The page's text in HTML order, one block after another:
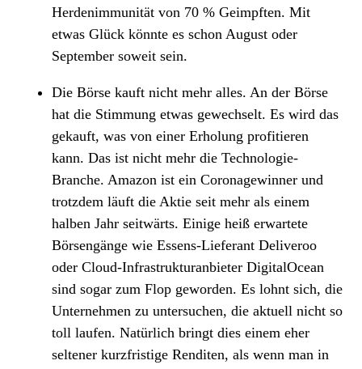
Herdenimmunität von 70 % Geimpften. Mit
etwas Glück könnte es schon August oder
September soweit sein.
Die Börse kauft nicht mehr alles. An der Börse
hat die Stimmung etwas gewechselt. Es wird das
gekauft, was von einer Erholung profitieren
kann. Das ist nicht mehr die Technologie-
Branche. Amazon ist ein Coronagewinner und
trotzdem läuft die Aktie seit mehr als einem
halben Jahr seitwärts. Einige heiß erwartete
Börsengänge wie Essens-Lieferant Deliveroo
oder Cloud-Infrastrukturanbieter DigitalOcean
sind sogar zum Flop geworden. Es lohnt sich, die
Unternehmen zu untersuchen, die aktuell nicht so
toll laufen. Natürlich bringt dies einem eher
seltener kurzfristige Renditen, als wenn man in